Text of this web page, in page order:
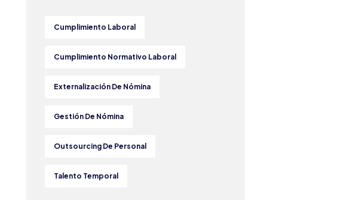
Cumplimiento Laboral
Cumplimiento Normativo Laboral
Externalización De Nómina
Gestión De Nómina
Outsourcing De Personal
Talento Temporal